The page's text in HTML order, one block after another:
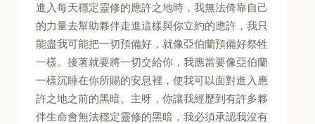
進入每天穩定靈修的應許之地時，我無法倚靠自己
的力量去幫助夥伴走進這樣與你立約的應許，我只
能盡我可能把一切預備好，就像亞伯蘭預備好祭牲
一樣。接著就要將一切交給你，我應當要像亞伯蘭
一樣沉睡在你所賜的安息裡，使我可以面對進入應
許之地之前的黑暗。主呀，你讓我經歷到有許多夥
伴生命會無法穩定靈修的黑暗，我必須承認我沒有